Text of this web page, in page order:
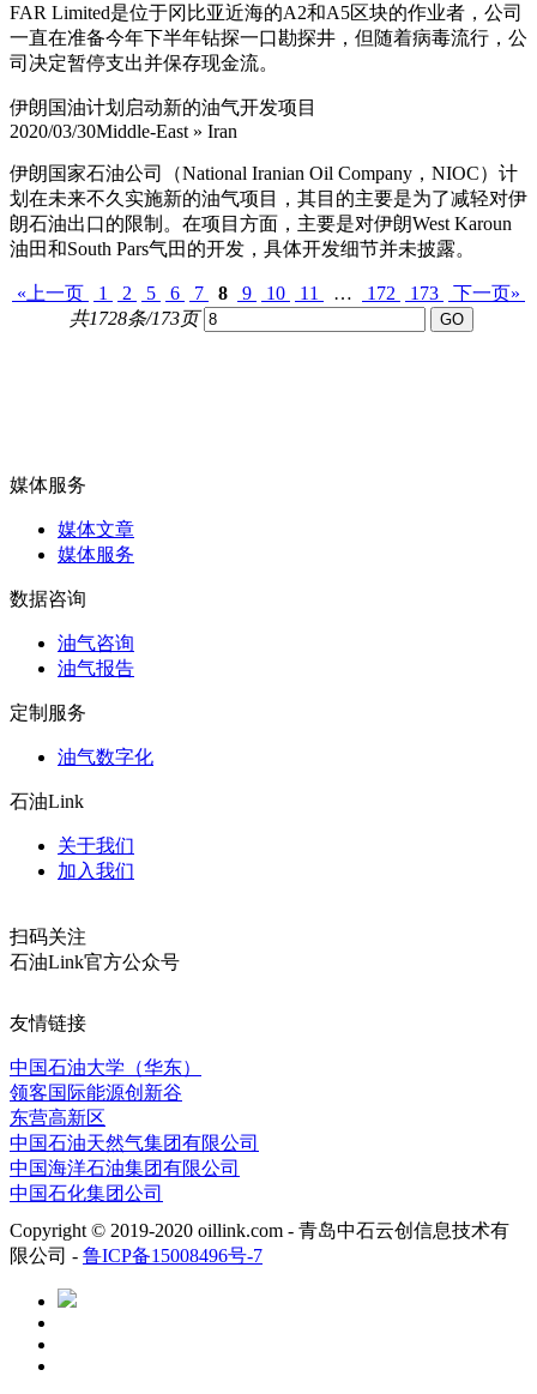
FAR Limited是位于冈比亚近海的A2和A5区块的作业者，公司
一直在准备今年下半年钻探一口勘探井，但随着病毒流行，公
司决定暂停支出并保存现金流。
伊朗国油计划启动新的油气开发项目
2020/03/30Middle-East » Iran
伊朗国家石油公司（National Iranian Oil Company，NIOC）计
划在未来不久实施新的油气项目，其目的主要是为了减轻对伊
朗石油出口的限制。在项目方面，主要是对伊朗West Karoun
油田和South Pars气田的开发，具体开发细节并未披露。
«上一页 1 2 5 6 7 8 9 10 11 … 172 173
下一页»
共1728条/173页
媒体服务
媒体文章
媒体服务
数据咨询
油气咨询
油气报告
定制服务
油气数字化
石油Link
关于我们
加入我们
扫码关注
石油Link官方公众号
友情链接
中国石油大学（华东）
领客国际能源创新谷
东营高新区
中国石油天然气集团有限公司
中国海洋石油集团有限公司
中国石化集团公司
Copyright © 2019-2020 oillink.com - 青岛中石云创信息技术有
限公司 - 鲁ICP备15008496号-7